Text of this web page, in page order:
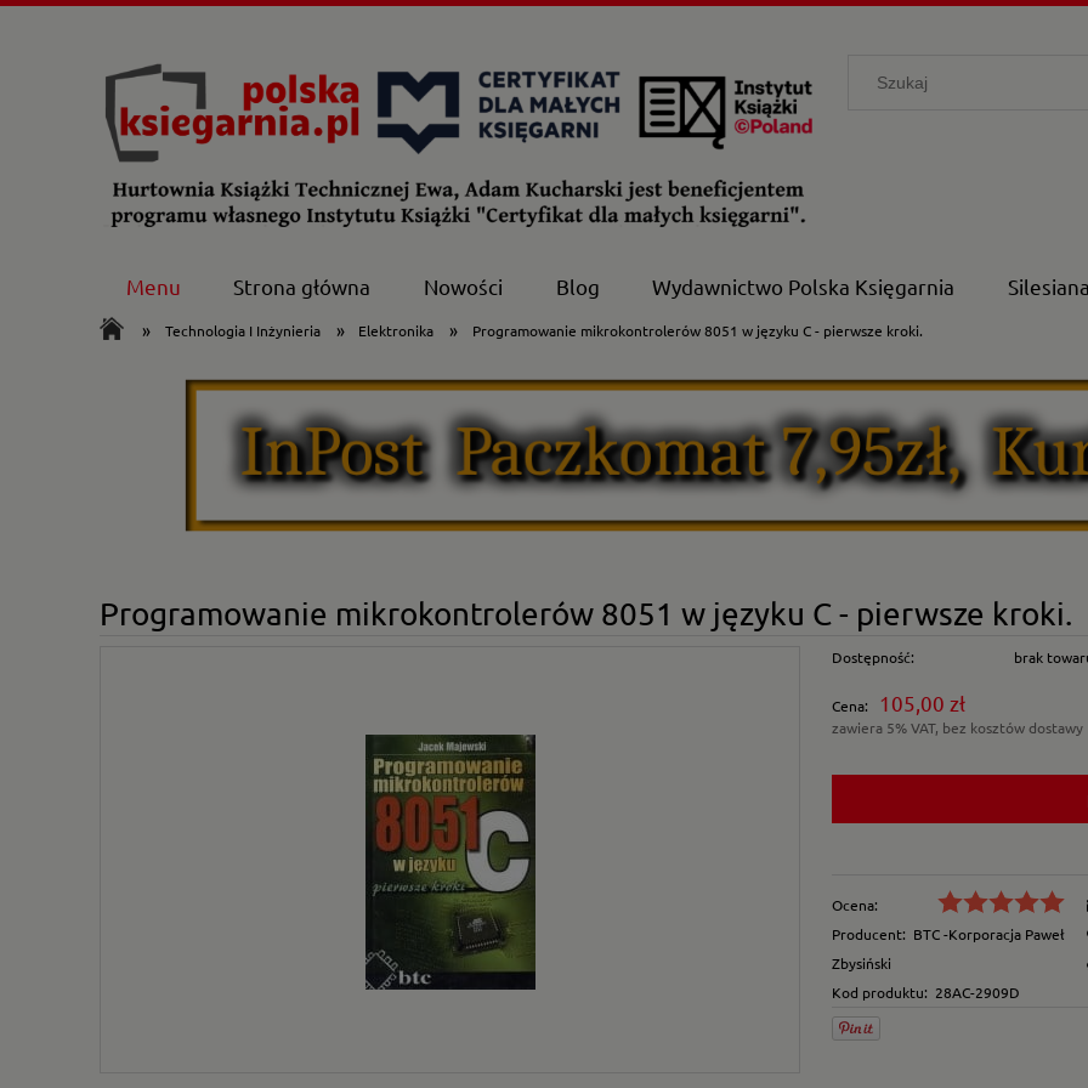
Menu Strona główna Nowości Blog Wydawnictwo Polska Księgarnia
» Technologia I Inżynieria » Elektronika » Programowanie mikrokontrolerów 8051 w języku C - pierwsze kroki.
Programowanie mikrokontrolerów 8051 w języku C - pierwsze kroki.
Dostępność: brak
Cena: 105,00 zł
zawiera 5% VAT, bez kosztów dostawy
Ocena:
Producent: BTC -Korporacja Paweł
Zbysiński
Kod produktu: 28AC-2909D